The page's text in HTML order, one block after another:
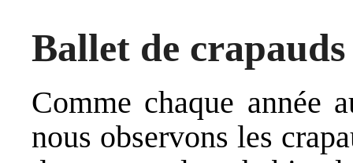
Ballet de
Comme chaque année
nous observons les